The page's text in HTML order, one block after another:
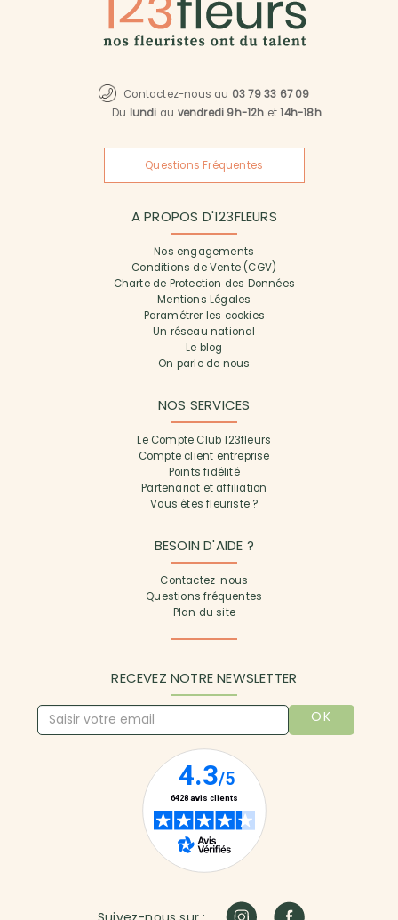
Contactez-nous au 03 79 33 67 09
Du lundi au vendredi 9h-12h et14h-18h
Questions Fréquentes
A PROPOS D'123FLEURS
Nos engagements
Conditions de Vente (CGV)
Charte de Protection des Données
Mentions Légales
Paramétrer les cookies
Un réseau national
Le blog
On parle de nous
NOS SERVICES
Le Compte Club 123fleurs
Compte client entreprise
Points fidélité
Partenariat et affiliation
Vous êtes fleuriste ?
BESOIN D'AIDE ?
Contactez-nous
Questions fréquentes
Plan du site
RECEVEZ NOTRE NEWSLETTER
OK